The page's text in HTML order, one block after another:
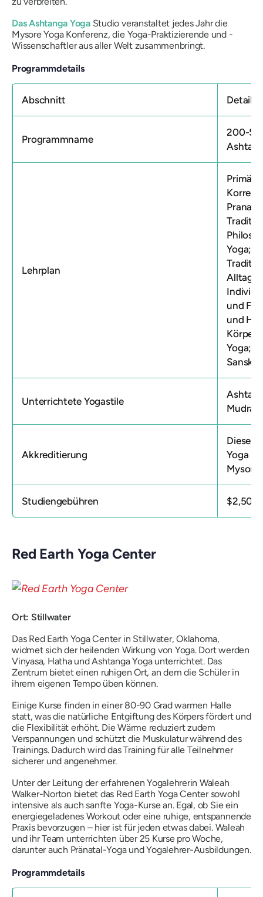
Das Ashtanga YogaStudio veranstaltet jedes Jahr die
Mysore Yoga Konferenz, die Yoga-Praktizierende und -
Wissenschaftler aus aller Welt zusammenbringt.
Programmdetails
Abschnitt Details
Programmname
200-
Lehrplan
Yoga;
Alltag;
und
und
Yoga;
Unterrichtete Yogastile
Akkreditierung
Diese
Yoga
Mysore
Studiengebühren $2,500
Red Earth Yoga Center
Ort: Stillwater
Das Red Earth Yoga Center in Stillwater, Oklahoma,
widmet sich der heilenden Wirkung von Yoga. Dort werden
Vinyasa, Hatha und Ashtanga Yoga unterrichtet. Das
Zentrum bietet einen ruhigen Ort, an dem die Schüler in
ihrem eigenen Tempo üben können.
Einige Kurse finden in einer 80-90 Grad warmen Halle
statt, was die natürliche Entgiftung des Körpers fördert und
die Flexibilität erhöht. Die Wärme reduziert zudem
Verspannungen und schützt die Muskulatur während des
Trainings. Dadurch wird das Training für alle Teilnehmer
sicherer und angenehmer.
Unter der Leitung der erfahrenen Yogalehrerin Waleah
Walker-Norton bietet das Red Earth Yoga Center sowohl
intensive als auch sanfte Yoga-Kurse an. Egal, ob Sie ein
energiegeladenes Workout oder eine ruhige, entspannende
Praxis bevorzugen – hier ist für jeden etwas dabei. Waleah
und ihr Team unterrichten über 25 Kurse pro Woche,
darunter auch Pränatal-Yoga und Yogalehrer-Ausbildungen.
Programmdetails